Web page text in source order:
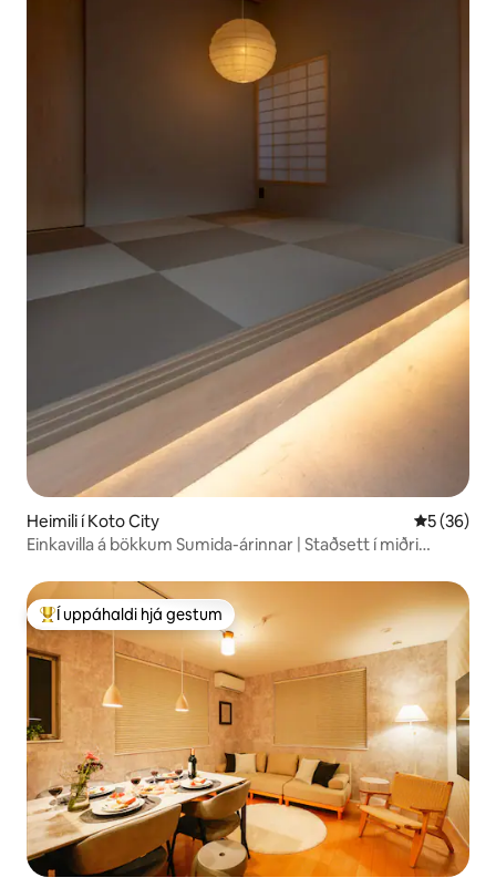
Heimili í Koto City 5 af 5 í
5 (36)
Einkavilla á bökkum Sumida-árinnar | Staðsett í miðri
Japönsk nútímaleg gistiaðstaða
Í mestu uppáhaldi hjá gestum
Í uppáhaldi hjá gestum